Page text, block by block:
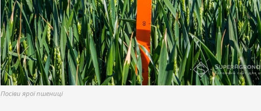
Посіви ярої пшениці